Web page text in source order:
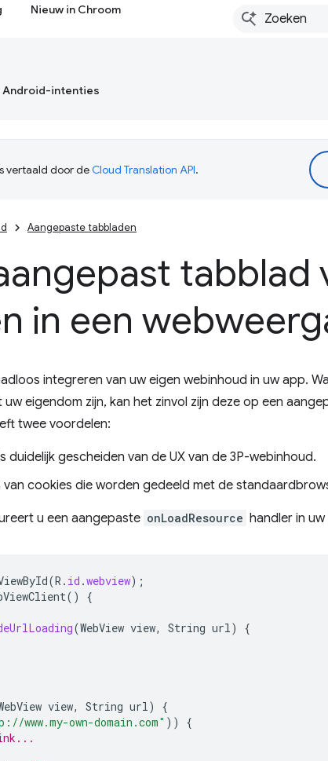
Nieuw in Chroom
Android-intenties
vertaald door deCloud Translation API.
Aangepaste tabbladen
tabblad
in een
integreren van uw eigen webinhoud in uw app.
eigendom zijn, kan het zinvol zijn deze op een
twee voordelen:
duidelijk gescheiden van de UX van de 3P-webinhoud.
cookies die worden gedeeld met de
u een aangepaste onLoadResource handler in uw
(R . id .webview);
()
{
(WebView view, String url)
{
view, String url)
{
www.my-own-domain.com" ))
{